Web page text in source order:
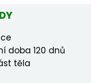
doba 120 dnů
těla